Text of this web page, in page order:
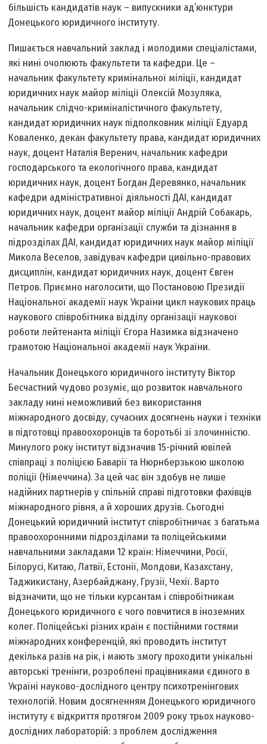
більшість кандидатів наук – випускники ад’юнктури
Донецького юридичного інституту.
Пишається навчальний заклад і молодими спеціалістами,
які нині очолюють факультети та кафедри. Це –
начальник факультету кримінальної міліції, кандидат
юридичних наук майор міліції Олексій Мозуляка,
начальник слідчо-криміналістичного факультету,
кандидат юридичних наук підполковник міліції Едуард
Коваленко, декан факультету права, кандидат юридичних
наук, доцент Наталія Веренич, начальник кафедри
господарського та екологічного права, кандидат
юридичних наук, доцент Богдан Деревянко, начальник
кафедри адміністративної діяльності ДАІ, кандидат
юридичних наук, доцент майор міліції Андрій Собакарь,
начальник кафедри організації служби та дізнання в
підрозділах ДАІ, кандидат юридичних наук майор міліції
Микола Веселов, завідувач кафедри цивільно-правових
дисциплін, кандидат юридичних наук, доцент Євген
Петров. Приємно наголосити, що Постановою Президії
Національної академії наук України цикл наукових праць
наукового співробітника відділу організації наукової
роботи лейтенанта міліції Єгора Назимка відзначено
грамотою Національної академії наук України.
Начальник Донецького юридичного інституту Віктор
Бесчастний чудово розуміє, що розвиток навчального
закладу нині неможливий без використання
міжнародного досвіду, сучасних досягнень науки і техніки
в підготовці правоохоронців та боротьбі зі злочинністю.
Минулого року інститут відзначив 15-річний ювілей
співпраці з поліцією Баварії та Нюрнберзькою школою
поліції (Німеччина). За цей час він здобув не лише
надійних партнерів у спільній справі підготовки фахівців
міжнародного рівня, а й хороших друзів. Сьогодні
Донецький юридичний інститут співробітничає з багатьма
правоохоронними підрозділами та поліцейськими
навчальними закладами 12 країн: Німеччини, Росії,
Білорусі, Китаю, Латвії, Естонії, Молдови, Казахстану,
Таджикистану, Азербайджану, Грузії, Чехії. Варто
відзначити, що не тільки курсантам і співробітникам
Донецького юридичного є чого повчитися в іноземних
колег. Поліцейські різних країн є постійними гостями
міжнародних конференцій, які проводить інститут
декілька разів на рік, і мають змогу проходити унікальні
авторські тренінги, розроблені працівниками єдиного в
Україні науково-дослідного центру психотренінгових
технологій. Новим досягненням Донецького юридичного
інституту є відкриття протягом 2009 року трьох науково-
дослідних лабораторій: з проблем дослідження